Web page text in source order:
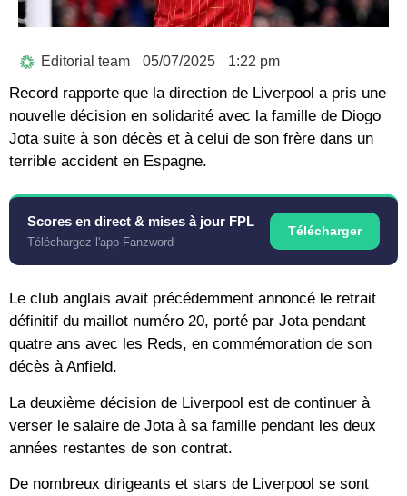
Editorial team 05/07/2025 1:22 pm
Record rapporte que la direction de Liverpool a pris une
nouvelle décision en solidarité avec la famille de Diogo
Jota suite à son décès et à celui de son frère dans un
terrible accident en Espagne.
Scores en direct & mises à jour FPL
Téléchargez l'app Fanzword
Télécharger
Le club anglais avait précédemment annoncé le retrait
définitif du maillot numéro 20, porté par Jota pendant
quatre ans avec les Reds, en commémoration de son
décès à Anfield.
La deuxième décision de Liverpool est de continuer à
verser le salaire de Jota à sa famille pendant les deux
années restantes de son contrat.
De nombreux dirigeants et stars de Liverpool se sont